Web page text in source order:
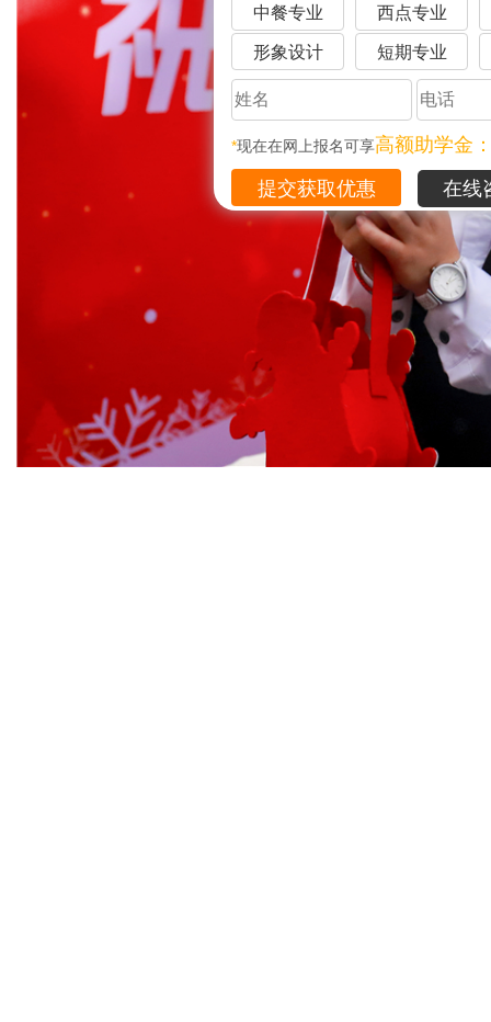
中餐专业 西点专业
形象设计 短期专业
*现在在网上报名可享高额助学金
在线